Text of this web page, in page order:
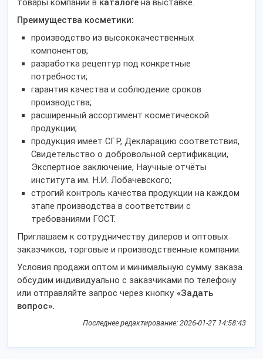
товары компании в каталоге на выставке.
Преимущества косметики:
производство из высококачественных
компонентов;
разработка рецептур под конкретные
потребности;
гарантия качества и соблюдение сроков
производства;
расширенный ассортимент косметической
продукции;
продукция имеет СГР, Декларацию соответствия,
Свидетельство о добровольной сертификации,
Экспертное заключение, Научные отчёты
института им. Н.И. Лобачевского;
строгий контроль качества продукции на каждом
этапе производства в соответствии с
требованиями ГОСТ.
Приглашаем к сотрудничеству дилеров и оптовых
заказчиков, торговые и производственные компании.
Условия продажи оптом и минимальную сумму заказа
обсудим индивидуально с заказчиками по телефону
или отправляйте запрос через кнопку «Задать
вопрос».
Последнее редактирование: 2026-01-27 14:58:43